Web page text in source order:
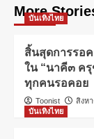
More
บันเทิงไทย
สิ้นสุดการรอ
ใน “นาคี๓ ค
ทุกคนรอคอย
Toonist
สิงห
บันเทิงไทย